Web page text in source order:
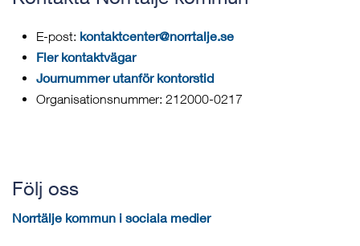
E-post: kontaktcenter@norrtalje.se
Fler kontaktvägar
Journummer utanför kontorstid
Organisationsnummer: 212000-0217
Följ oss
Norrtälje kommun i sociala medier